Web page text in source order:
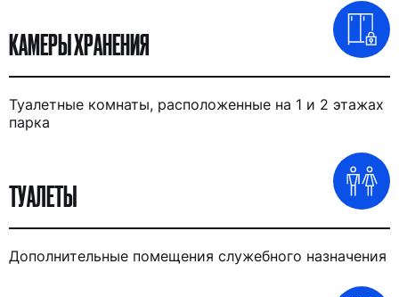
КАМЕРЫ ХРАНЕНИЯ
Туалетные комнаты, расположенные на 1 и 2 этажах
парка
ТУАЛЕТЫ
Дополнительные помещения служебного назначения